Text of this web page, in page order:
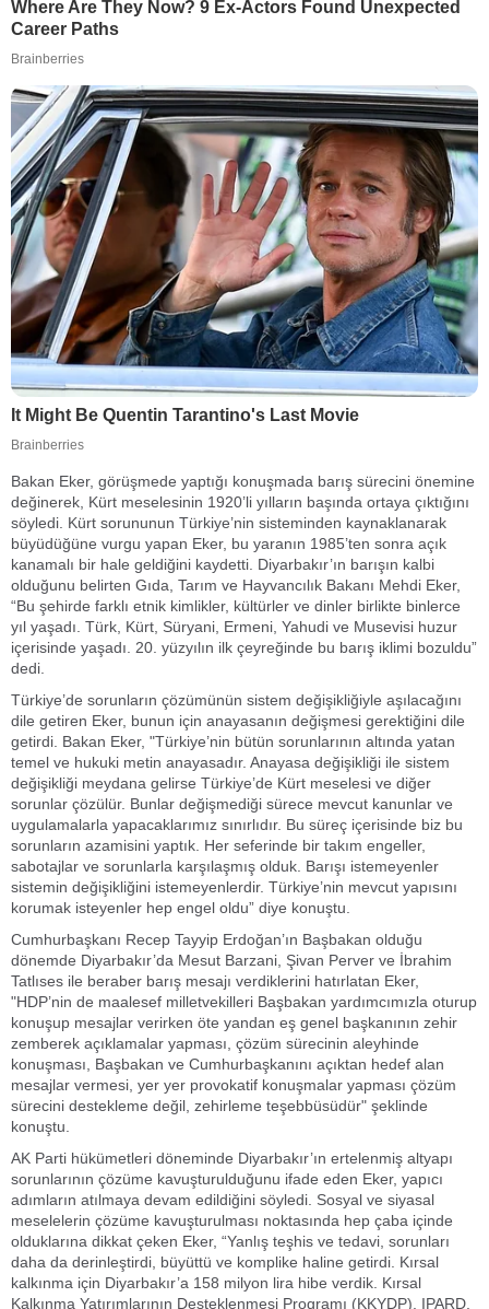
Bakan Eker, görüşmede yaptığı konuşmada barış sürecini önemine
değinerek, Kürt meselesinin 1920’li yılların başında ortaya çıktığını
söyledi. Kürt sorununun Türkiye’nin sisteminden kaynaklanarak
büyüdüğüne vurgu yapan Eker, bu yaranın 1985’ten sonra açık
kanamalı bir hale geldiğini kaydetti. Diyarbakır’ın barışın kalbi
olduğunu belirten Gıda, Tarım ve Hayvancılık Bakanı Mehdi Eker,
“Bu şehirde farklı etnik kimlikler, kültürler ve dinler birlikte binlerce
yıl yaşadı. Türk, Kürt, Süryani, Ermeni, Yahudi ve Musevisi huzur
içerisinde yaşadı. 20. yüzyılın ilk çeyreğinde bu barış iklimi bozuldu”
dedi.
Türkiye’de sorunların çözümünün sistem değişikliğiyle aşılacağını
dile getiren Eker, bunun için anayasanın değişmesi gerektiğini dile
getirdi. Bakan Eker, "Türkiye’nin bütün sorunlarının altında yatan
temel ve hukuki metin anayasadır. Anayasa değişikliği ile sistem
değişikliği meydana gelirse Türkiye’de Kürt meselesi ve diğer
sorunlar çözülür. Bunlar değişmediği sürece mevcut kanunlar ve
uygulamalarla yapacaklarımız sınırlıdır. Bu süreç içerisinde biz bu
sorunların azamisini yaptık. Her seferinde bir takım engeller,
sabotajlar ve sorunlarla karşılaşmış olduk. Barışı istemeyenler
sistemin değişikliğini istemeyenlerdir. Türkiye’nin mevcut yapısını
korumak isteyenler hep engel oldu” diye konuştu.
Cumhurbaşkanı Recep Tayyip Erdoğan’ın Başbakan olduğu
dönemde Diyarbakır’da Mesut Barzani, Şivan Perver ve İbrahim
Tatlıses ile beraber barış mesajı verdiklerini hatırlatan Eker,
"HDP’nin de maalesef milletvekilleri Başbakan yardımcımızla oturup
konuşup mesajlar verirken öte yandan eş genel başkanının zehir
zemberek açıklamalar yapması, çözüm sürecinin aleyhinde
konuşması, Başbakan ve Cumhurbaşkanını açıktan hedef alan
mesajlar vermesi, yer yer provokatif konuşmalar yapması çözüm
sürecini destekleme değil, zehirleme teşebbüsüdür" şeklinde
konuştu.
AK Parti hükümetleri döneminde Diyarbakır’ın ertelenmiş altyapı
sorunlarının çözüme kavuşturulduğunu ifade eden Eker, yapıcı
adımların atılmaya devam edildiğini söyledi. Sosyal ve siyasal
meselelerin çözüme kavuşturulması noktasında hep çaba içinde
olduklarına dikkat çeken Eker, “Yanlış teşhis ve tedavi, sorunları
daha da derinleştirdi, büyüttü ve komplike haline getirdi. Kırsal
kalkınma için Diyarbakır’a 158 milyon lira hibe verdik. Kırsal
Kalkınma Yatırımlarının Desteklenmesi Programı (KKYDP), IPARD,